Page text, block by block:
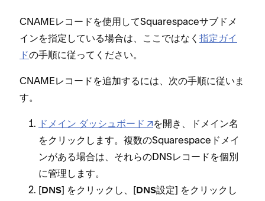
CNAMEレコ⁠ードを使用してSquarespaceサブドメ
インを指定している場合は⁠、ここではなく 指定ガイ
ドの手順に従⁠ってください⁠。
CNAMEレコ⁠ードを追加するには⁠、次の手順に従いま
す⁠。
ドメイン ダ⁠ッシ⁠ュボ⁠ード
を開き⁠、ドメイン名
をクリ⁠ックします⁠。複数のSquarespaceドメイ
ンがある場合は⁠、それらのDNSレコ⁠ードを個別
に管理します⁠。
[⁠DNS⁠] をクリ⁠ックし⁠、[⁠DNS設定⁠] をクリ⁠ックし